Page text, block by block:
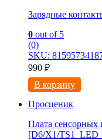
Зарядные
0 out of 5
(0)
SKU:
990 ₽
В корзину
Просценик
Плата сенсорных
[D6/X1/